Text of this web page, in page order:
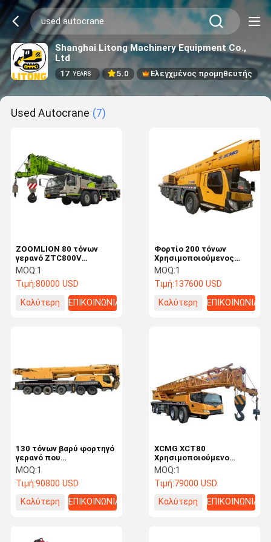
Shanghai Litong Machinery Equipment Co.,
Ltd
17 YEARS 5.0 Ελεγχμένος προμηθευτής
Used Autocrane (7)
ZOOMLION 80 τόνων
γερανό ZTC800V
Χρησιμοποιούμενο
Αυτογερανό Υψόμετρο
ανύψωσης 83 μέτρα
MOQ:1
Τιμή:80000 USD
Καλύτερη
ΕΠΙΚΟΙΝΩΝΙΑ
Φορτίο 200 τόνων
Χρησιμοποιούμενος
γερανό κατασκευή XCMG
QAY200 82M Υψόμετρο
ανύψωσης
MOQ:1
Τιμή:137600 USD
Καλύτερη
ΕΠΙΚΟΙΝΩΝΙΑ
130 τόνων βαρύ φορτηγό
γερανό που
χρησιμοποιείται με
τριών τμημάτων Sub
Boom XCMG QY130K
MOQ:1
Τιμή:90800 USD
Καλύτερη
ΕΠΙΚΟΙΝΩΝΙΑ
XCMG XCT80
Χρησιμοποιούμενο
γερανό φορτηγών 80
τόνων Μηχανική
κατασκευής μηχανή
MOQ:1
Τιμή:79000 USD
Καλύτερη
ΕΠΙΚΟΙΝΩΝΙΑ